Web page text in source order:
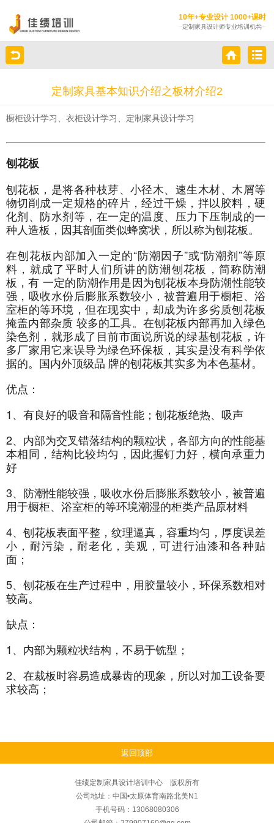
10年+专业设计 1000+课时
定制家具设计师专业培训机构
定制家具基本知识介绍之板材介绍2
橱柜设计学习、衣柜设计学习、定制家具设计学习
刨花板
刨花板，是将各种枝芽、小径木、速生木材、木屑等
物切削成一定规格的碎片，经过干燥，拌以胶料，硬
化剂、防水剂等，在一定的温度、压力下压制成的一
种人造板，因其剖面类似蜂窝状，所以称为刨花板。
在刨花板内部加入一定的“防潮因子”或“防潮剂”等原
料，就成了平时人们所讲的防潮刨花板，简称防潮
板，有 一定的防潮作用是因为刨花板本身防潮性能较
强，吸收水份后膨胀系数较小，被普遍用于橱柜、浴
室柜的等环境，但在现实中，却成为许多劣质刨花板
掩盖内部杂质 较多的工具。在刨花板内部再加入绿色
染色剂，就形成了目前市面说所说的绿基刨花板，许
多厂家用它来误导为绿色环保板，其实是没有科学依
据的。国内外顶级品 牌的刨花板其实多为本色基材。
优点：
1、有良好的吸音和隔音性能；刨花板绝热、吸声
2、内部为交叉错落结构的颗粒状，各部方向的性能基
本相同，结构比较均匀，因此握钉力好，横向承重力
好
3、防潮性能较强，吸收水份后膨胀系数较小，被普遍
用于橱柜、浴室柜的等环境潮湿的柜类产品原材料
4、刨花板表面平整，纹理逼真，容重均匀，厚度误差
小，耐污染，耐老化，美观，可进行油漆和各种贴
面；
5、刨花板在生产过程中，用胶量较小，环保系数相对
较高。
缺点：
1、内部为颗粒状结构，不易于铣型；
2、在裁板时容易造成暴齿的现象，所以对加工设备要
求较高；
返回顶部
佳绩定制家具设计培训中心 版权所有
公司地址：中国•太原体育南路北美N1
手机号码：13068080306